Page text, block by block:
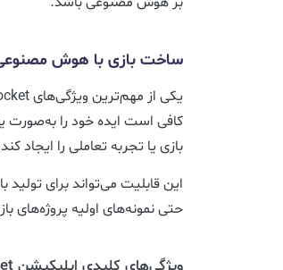
ساخت بازی با هوش
کافی است ایده خود را به‌صورت
بازی یا تجربه تعاملی را ایجاد
این قابلیت می‌تواند برای
حتی نمونه‌های اولیه پروژه‌های